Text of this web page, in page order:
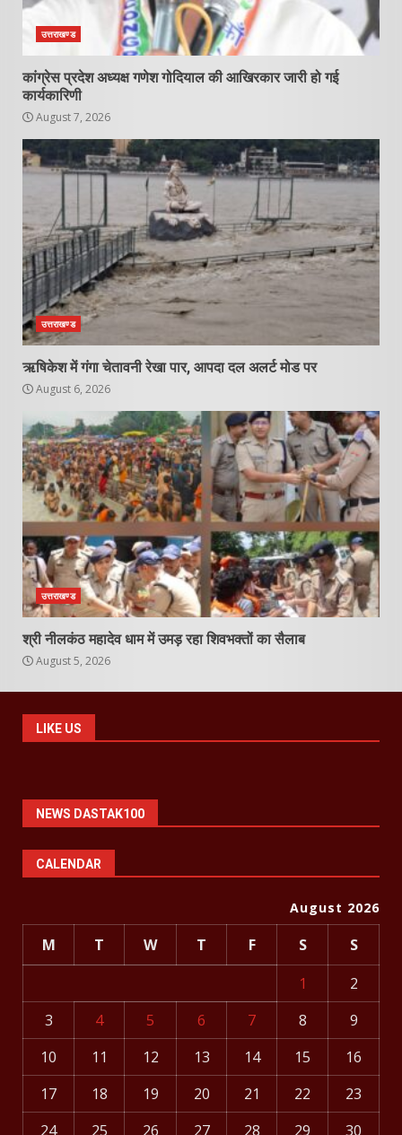
उत्तराखण्ड
कांग्रेस प्रदेश अध्यक्ष गणेश गोदियाल की आखिरकार जारी हो गई
कार्यकारिणी
August 7, 2026
उत्तराखण्ड
ऋषिकेश में गंगा चेतावनी रेखा पार, आपदा दल अलर्ट मोड पर
August 6, 2026
उत्तराखण्ड
श्री नीलकंठ महादेव धाम में उमड़ रहा शिवभक्तों का सैलाब
August 5, 2026
LIKE US
NEWS DASTAK100
CALENDAR
August 2026
M T W T F S
S
1
2
3
4 5 6 7 8
9
10
11 12 13 14 15
16
17
18 19 20 21 22
23
24
25 26 27 28 29 30